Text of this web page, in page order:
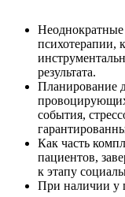
Неоднократные
психотерапии,
результата.
Планирование
события,
Как часть
пациентов,
к этапу
При наличии у